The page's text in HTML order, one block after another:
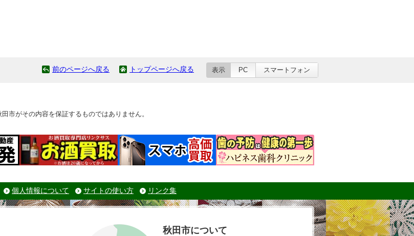
前のページへ戻る トップページへ戻る 表示 PC スマートフォン
市がその内容を保証するものではありません。
個人情報について サイトの使い方 リンク集
秋田市について